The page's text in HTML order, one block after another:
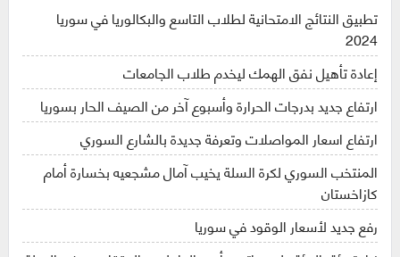
تطبيق النتائج الامتحانية لطلاب التاسع والبكالوريا في سوريا
2024
إعادة تأهيل نفق الهمك ليخدم طلاب الجامعات
ارتفاع جديد بدرجات الحرارة وأسبوع آخر من الصيف الحار بسوريا
ارتفاع اسعار المواصلات وتعرفة جديدة بالشارع السوري
المنتخب السوري لكرة السلة يخيب آمال مشجعيه بخسارة أمام
كازاخستان
رفع جديد لأسعار الوقود في سوريا